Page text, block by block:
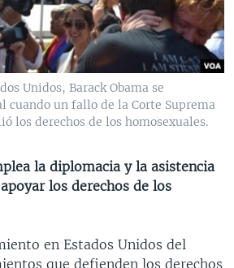
Y CULTURA
DÍA
VOA
Unidos, Barack Obama se
cuando un fallo de la Corte Suprema
los derechos de los homosexuales.
la diplomacia y la asistencia
los derechos de los
en Estados Unidos del
que defienden los derechos